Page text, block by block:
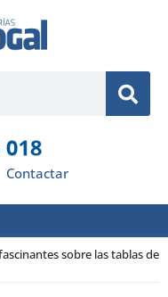
Contactar
sobre las tablas de